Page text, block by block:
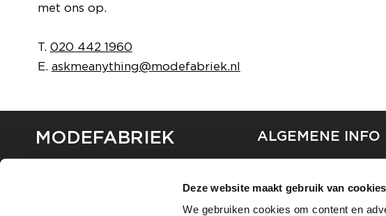
Deze website maakt gebruik van cookies
We gebruiken cookies om content en
met ons op.
T. 020 442 1960
E. askmeanything@modefabriek.nl
MODEFABRIEK ALGEMENE INFO
CONTACT